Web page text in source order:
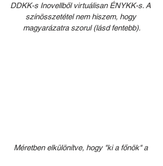
DDKK-s Inovellből virtuálisan ÉNYKK-s. A
színösszetétel nem hiszem, hogy
magyarázatra szorul (lásd fentebb).
Méretben elkülönítve, hogy "ki a főnök" a